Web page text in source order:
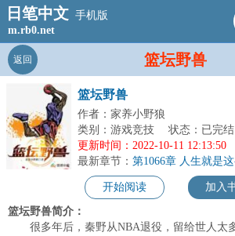
日笔中文 手机版
m.rb0.net
篮坛野兽
返回
篮坛野兽
作者：家养小野狼
类别：游戏竞技
状态：已完结
更新时间：2022-10-11 12:13:50
最新章节： 第1066章 人生就是
开始阅读 加入
篮坛野兽简介：
很多年后，秦野从NBA退役，留给世人太